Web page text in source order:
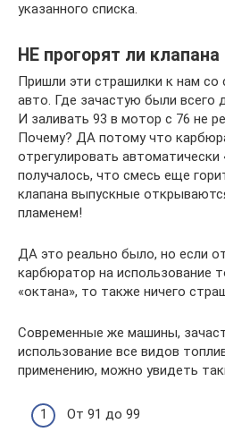
указанного списка.
НЕ прогорят ли
Пришли эти страшилки к нам
авто. Где зачастую были всего
И заливать 93 в мотор с 76 не
Почему? ДА потому что
отрегулировать автоматически
получалось, что смесь еще
клапана выпускные
пламенем!
ДА это реально было, но если
карбюратор на использование
«октана», то также ничего
Современные же машины,
использование все видов
применению, можно увидеть
От 91 до 99